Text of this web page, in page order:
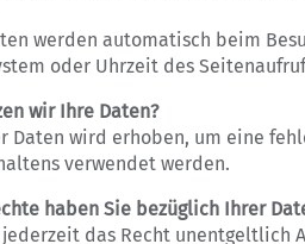
werden automatisch beim
oder Uhrzeit des
wir Ihre Daten?
Daten wird erhoben, um eine
verwendet werden.
haben Sie bezüglich Ihrer
das Recht unentgeltlich